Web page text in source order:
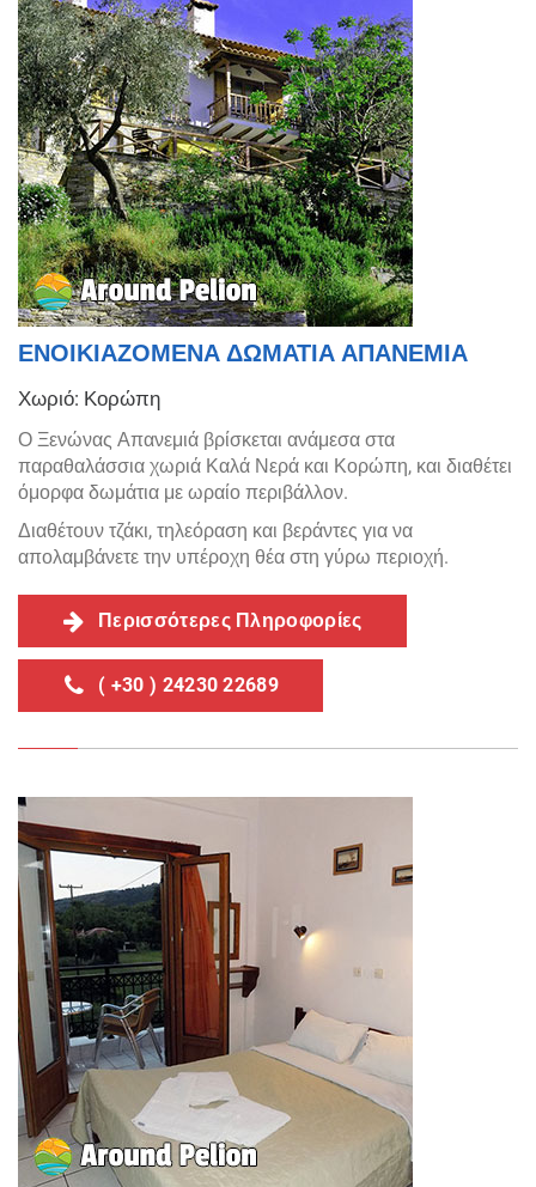
ΕΝΟΙΚΙΑΖΟΜΕΝΑ ΔΩΜΑΤΙΑ ΑΠΑΝΕΜΙΑ
Χωριό: Κορώπη
Ο Ξενώνας Απανεμιά βρίσκεται ανάμεσα στα
παραθαλάσσια χωριά Καλά Νερά και Κορώπη, και διαθέτει
όμορφα δωμάτια με ωραίο περιβάλλον.
Διαθέτουν τζάκι, τηλεόραση και βεράντες για να
απολαμβάνετε την υπέροχη θέα στη γύρω περιοχή.
Περισσότερες Πληροφορίες
( +30 ) 24230 22689